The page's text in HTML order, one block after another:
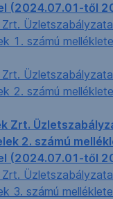
(2024.07.01-től
1. számú
2. számú
Zrt.
2. számú
(2024.07.01-től
3. számú